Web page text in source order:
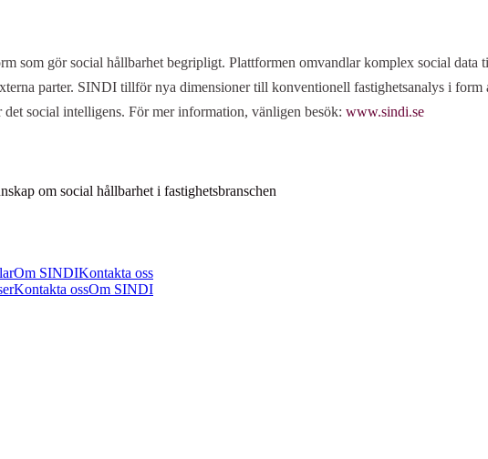
som gör social hållbarhet begripligt. Plattformen omvandlar komplex social data
parter. SINDI tillför nya dimensioner till konventionell fastighetsanalys i
social intelligens. För mer information, vänligen besök: www.sindi.se
om social hållbarhet i fastighetsbranschen
Om SINDIKontakta oss
Kontakta ossOm SINDI